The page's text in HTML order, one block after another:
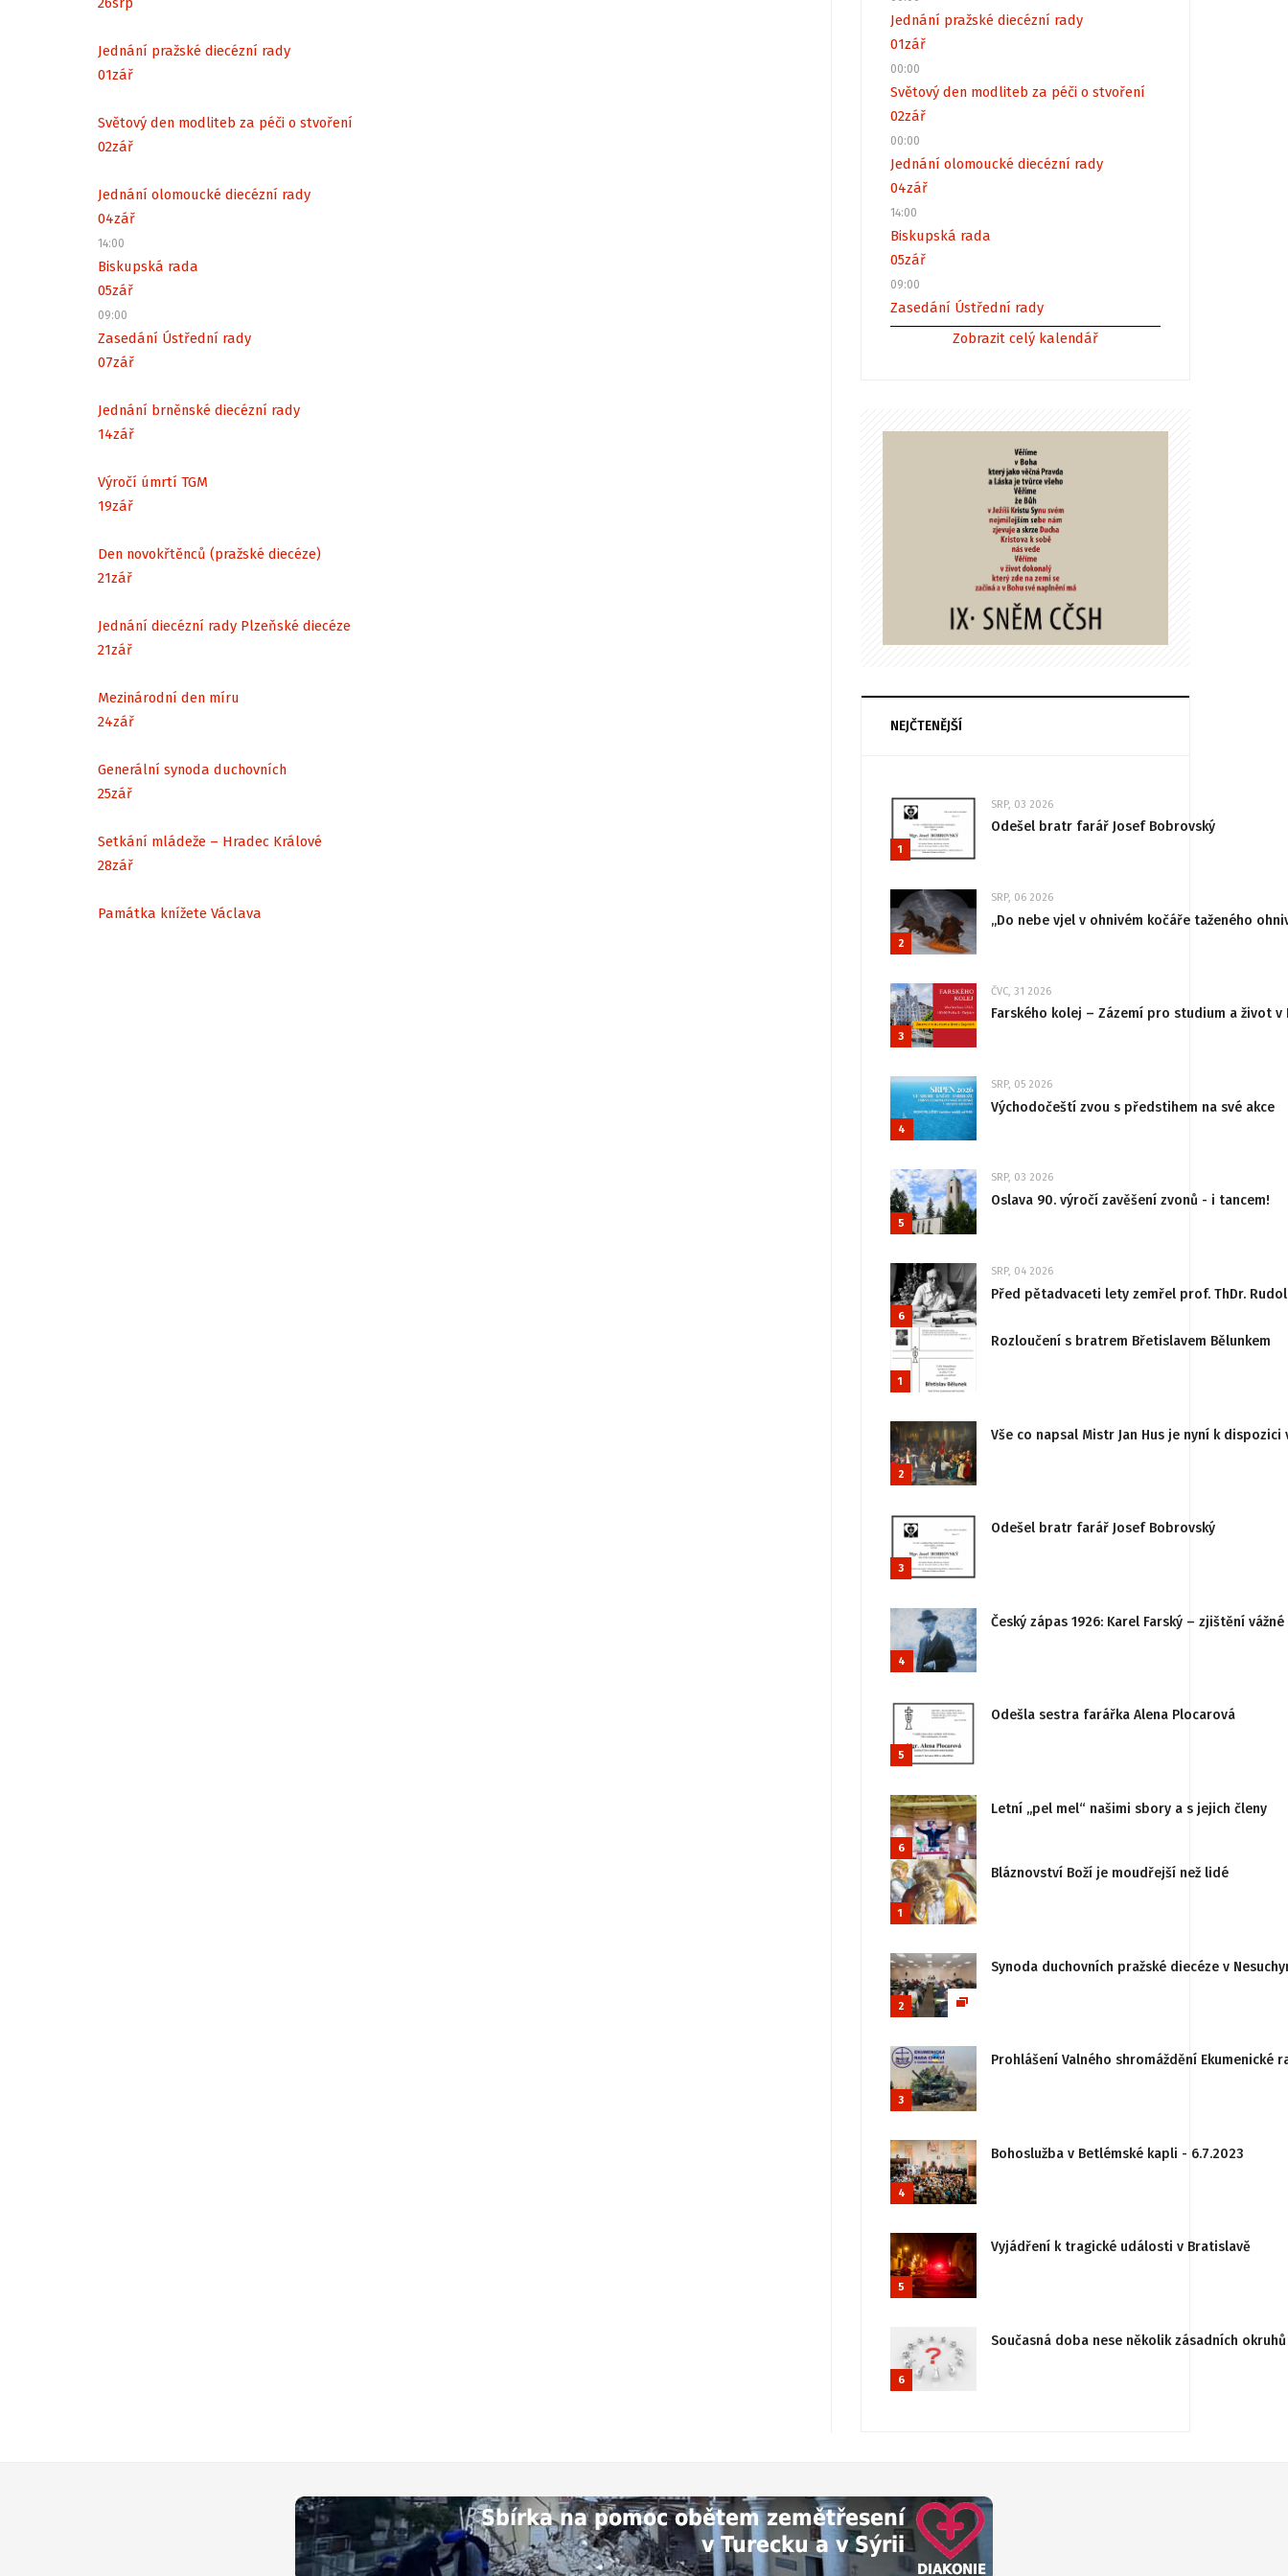
Jednání pražské diecézní rady
01zář
Světový den modliteb za péči o stvoření
02zář
Jednání olomoucké diecézní rady
04zář
14:00
Biskupská rada
05zář
09:00
Zasedání Ústřední rady
07zář
Jednání brněnské diecézní rady
14zář
Výročí úmrtí TGM
19zář
Den novokřtěnců (pražské diecéze)
21zář
Jednání diecézní rady Plzeňské diecéze
21zář
Mezinárodní den míru
24zář
Generální synoda duchovních
25zář
Setkání mládeže – Hradec Králové
28zář
Památka knížete Václava
Jednání pražské diecézní rady
01zář
00:00
Světový den modliteb za péči o stvoření
02zář
00:00
Jednání olomoucké diecézní rady
04zář
14:00
Biskupská rada
05zář
09:00
Zasedání Ústřední rady
Zobrazit celý kalendář
NEJČTENĚJŠÍ
1
SRP, 03 2026
Odešel bratr farář Josef Bobrovský
2
SRP, 06 2026
„Do nebe vjel v ohnivém kočáře taženého
3
ČVC, 31 2026
Farského kolej – Zázemí pro studium a život v
4
SRP, 05 2026
Východočeští zvou s předstihem na své akce
5
SRP, 03 2026
Oslava 90. výročí zavěšení zvonů - i tancem!
6
SRP, 04 2026
Před pětadvaceti lety zemřel prof. ThDr.
1
Rozloučení s bratrem Břetislavem Bělunkem
2
Vše co napsal Mistr Jan Hus je nyní k
3
Odešel bratr farář Josef Bobrovský
4
Český zápas 1926: Karel Farský – zjištění
5
Odešla sestra farářka Alena Plocarová
6
Letní „pel mel“ našimi sbory a s jejich členy
1
Bláznovství Boží je moudřejší než lidé
2
Synoda duchovních pražské diecéze v
3
Prohlášení Valného shromáždění
4
Bohoslužba v Betlémské kapli - 6.7.2023
5
Vyjádření k tragické události v Bratislavě
6
Současná doba nese několik zásadních